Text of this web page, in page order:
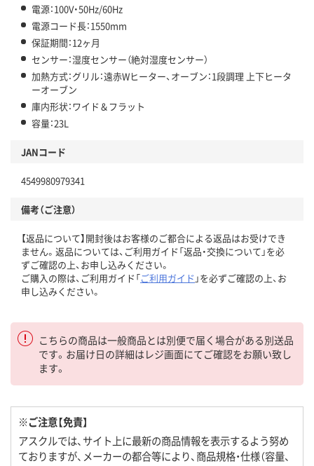
電源：100V・50Hz/60Hz
電源コード長：1550mm
保証期間：12ヶ月
センサー：湿度センサー（絶対湿度センサー）
加熱方式：グリル：遠赤Wヒーター、オーブン：1段調理 上下ヒータ
ーオーブン
庫内形状：ワイド＆フラット
容量：23L
JANコード
4549980979341
備考（ご注意）
【返品について】開封後はお客様のご都合による返品はお受けでき
ません。返品については、ご利用ガイド「返品・交換について」を必
ずご確認の上、お申し込みください。
ご購入の際は、ご利用ガイド「ご利用ガイド 」を必ずご確認の上、お
申し込みください。
こちらの商品は一般商品とは別便で届く場合がある別送品
です。お届け日の詳細はレジ画面にてご確認をお願い致し
ます。
※ご注意【免責】
アスクルでは、サイト上に最新の商品情報を表示するよう努め
ておりますが、メーカーの都合等により、商品規格・仕様（容量、